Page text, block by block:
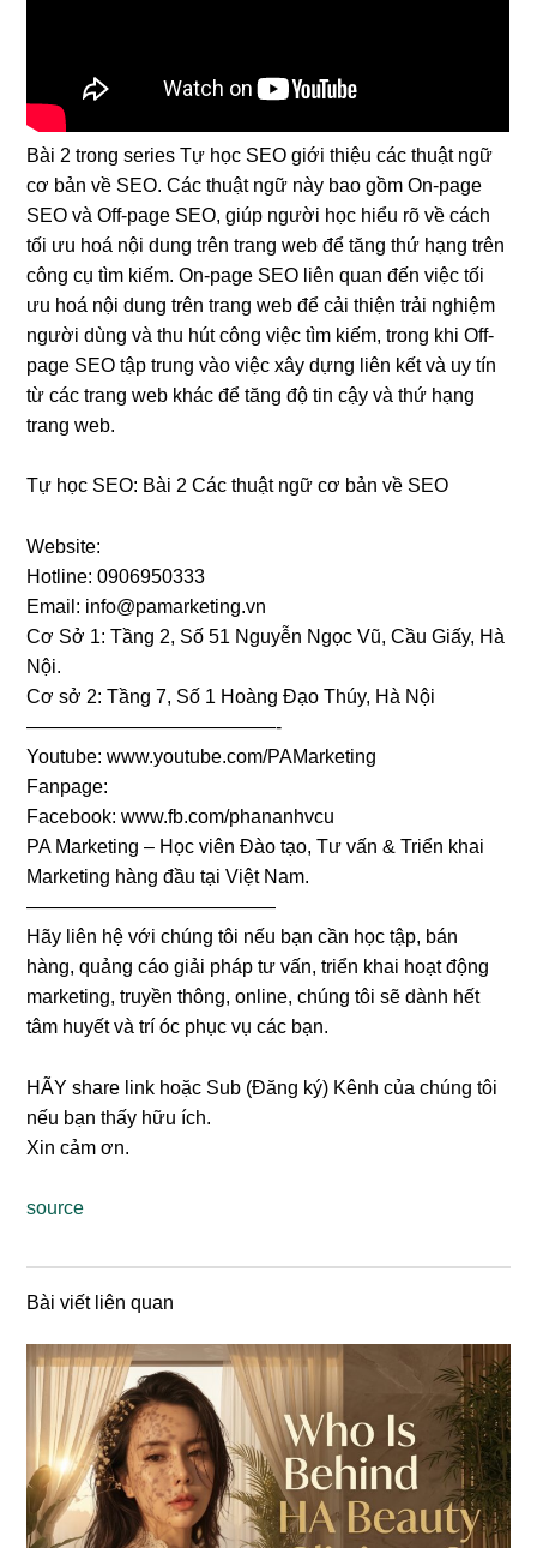
Bài 2 trong series Tự học SEO giới thiệu các thuật ngữ
cơ bản về SEO. Các thuật ngữ này bao gồm On-page
SEO và Off-page SEO, giúp người học hiểu rõ về cách
tối ưu hoá nội dung trên trang web để tăng thứ hạng trên
công cụ tìm kiếm. On-page SEO liên quan đến việc tối
ưu hoá nội dung trên trang web để cải thiện trải nghiệm
người dùng và thu hút công việc tìm kiếm, trong khi Off-
page SEO tập trung vào việc xây dựng liên kết và uy tín
từ các trang web khác để tăng độ tin cậy và thứ hạng
trang web.
Tự học SEO: Bài 2 Các thuật ngữ cơ bản về SEO
Website:
Hotline: 0906950333‬
Email: info@pamarketing.vn
Cơ Sở 1: Tầng 2, Số 51 Nguyễn Ngọc Vũ, Cầu Giấy, Hà
Nội.
Cơ sở 2: Tầng 7, Số 1 Hoàng Đạo Thúy, Hà Nội
—————————————-
Youtube: www.youtube.com/PAMarketing
Fanpage:
Facebook: www.fb.com/phananhvcu
PA Marketing – Học viên Đào tạo, Tư vấn & Triển khai
Marketing hàng đầu tại Việt Nam.
—————————————
Hãy liên hệ với chúng tôi nếu bạn cần học tập, bán
hàng, quảng cáo giải pháp tư vấn, triển khai hoạt động
marketing, truyền thông, online, chúng tôi sẽ dành hết
tâm huyết và trí óc phục vụ các bạn.
HÃY share link hoặc Sub (Đăng ký) Kênh của chúng tôi
nếu bạn thấy hữu ích.
Xin cảm ơn.
source
Bài viết liên quan